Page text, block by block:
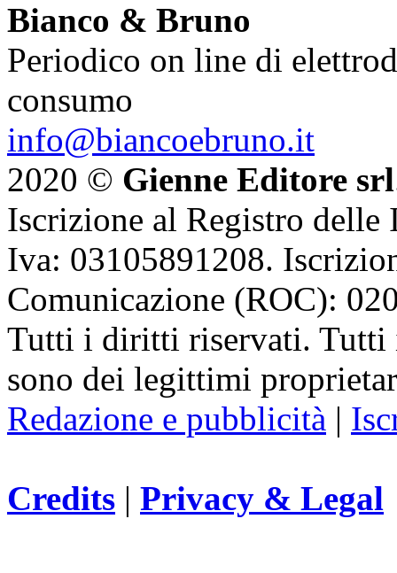
Bianco & Bruno
Periodico on line di
consumo
info@biancoebruno.it
2020 © Gienne Editore srl
Iscrizione al Registro delle
Iva: 03105891208.
Comunicazione (ROC):
Tutti i diritti riservati. Tutti
sono dei legittimi
Redazione e pubblicità |
Credits | Privacy & Legal